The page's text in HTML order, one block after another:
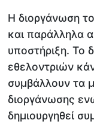
Η διοργάνωση
και παράλληλα
υποστήριξη. Το
εθελοντριών
συμβάλλουν τα
διοργάνωσης
δημιουργηθεί